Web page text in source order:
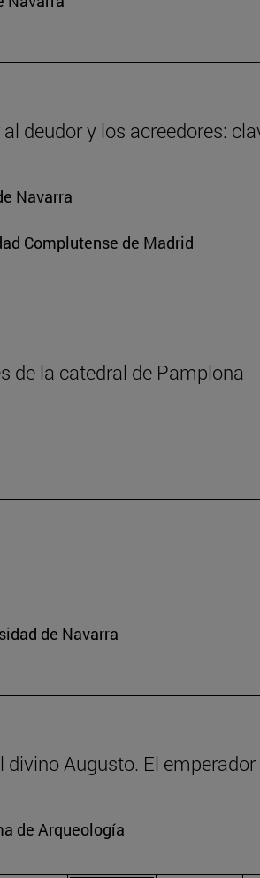
deudor y los acreedores:
Navarra
Complutense de Madrid
de la catedral de Pamplona
de Navarra
Augusto. El
de Arqueología